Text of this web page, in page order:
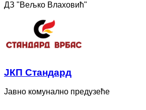
ДЗ "Вељко Влаховић"
ЈКП Стандард
Јавно комунално предузеће